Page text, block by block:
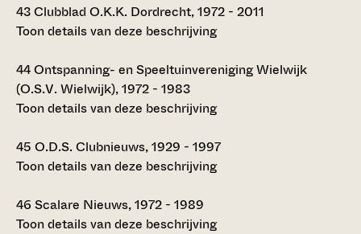
43Clubblad O.K.K. Dordrecht, 1972 - 2011
Toon details van deze beschrijving
44Ontspanning- en Speeltuinvereniging Wielwijk
(O.S.V. Wielwijk), 1972 - 1983
Toon details van deze beschrijving
45 O.D.S. Clubnieuws, 1929 - 1997
Toon details van deze beschrijving
46 Scalare Nieuws, 1972 - 1989
Toon details van deze beschrijving